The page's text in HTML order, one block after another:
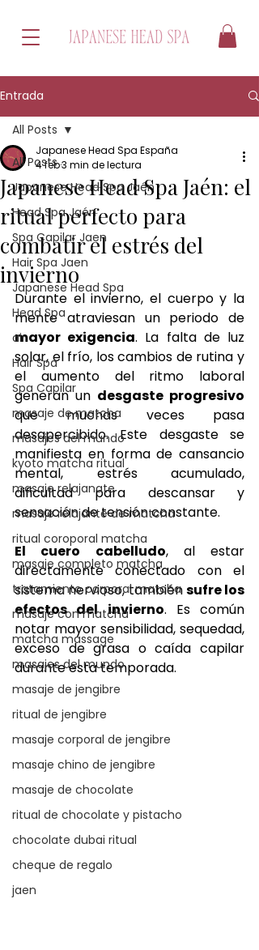
Entrada
All Posts
Japanese Head Spa Jaén
Head Spa Jaén
Spa Capilar Jaen
Hair Spa Jaen
Japanese Head Spa
Head Spa
air
Hair Spa
Spa Capilar
masaje de matcha
masajes del mundo
kyoto matcha ritual
masaje relajanate
masaje relajante de matcha
ritual coroporal matcha
masaje completo matcha
tratamiento corporal matcha
masaje con matcha
matcha massage
masajes del mundo
masaje de jengibre
ritual de jengibre
masaje corporal de jengibre
masaje chino de jengibre
masaje de chocolate
ritual de chocolate y pistacho
chocolate dubai ritual
cheque de regalo
jaen
All Posts
Japanese Head Spa Jaén: el
ritual perfecto para
combatir el estrés del
invierno
Japanese Head Spa España
4 feb3 min de lectura
Durante el invierno, el cuerpo y la
mayor exigencia. La falta de luz
solar, el frío, los cambios de rutina y
el aumento del ritmo laboral
generan un
que muchas veces pasa
desapercibido. Este desgaste se
manifiesta en forma de cansancio
mental, estrés acumulado,
dificultad para descansar y
sensación de tensión constante.
El cuero cabelludo, al estar
directamente conectado con el
sistema nervioso, también sufre los
efectos del invierno. Es común
notar mayor sensibilidad, sequedad,
exceso de grasa o caída capilar
durante esta temporada.